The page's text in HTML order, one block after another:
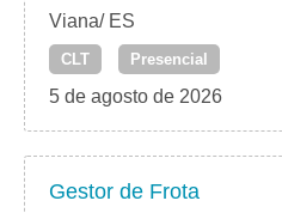
Viana/ ES
CLT Presencial
5 de agosto de 2026
Gestor de Frota